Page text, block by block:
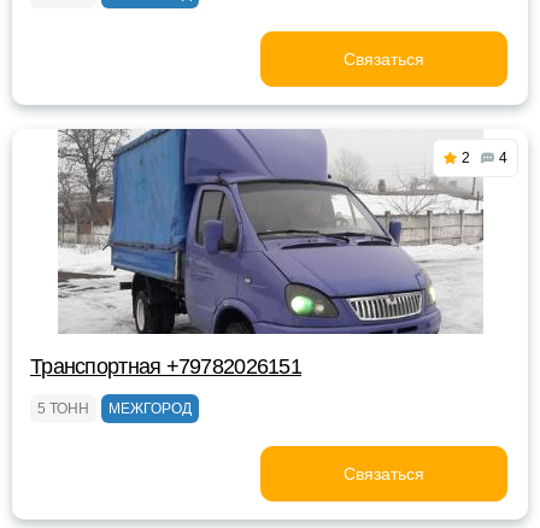
Связаться
2 4
Транспортная +79782026151
5 ТОНН МЕЖГОРОД
Связаться